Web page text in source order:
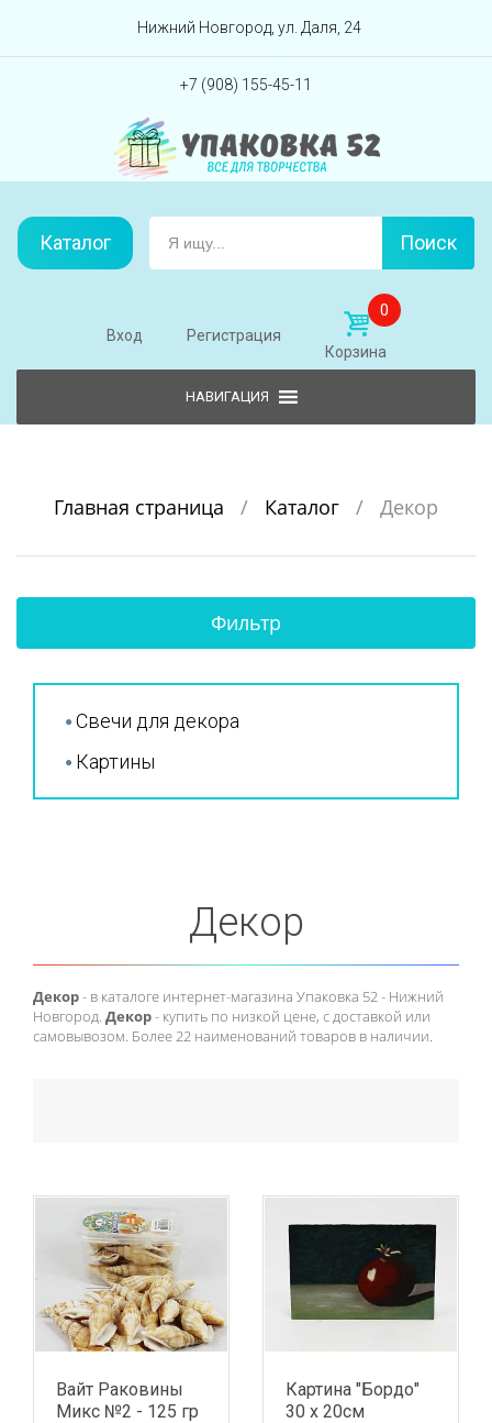
Перейти вниз
Нижний Новгород, ул. Даля, 24
+7 (908) 155-45-11
Каталог Поиск
Вход Регистрация
0
Корзина
Главная страница / Каталог / Декор
Фильтр
Свечи для декора
Картины
Декор
Декор- в каталоге интернет-магазина Упаковка 52 - Нижний
Новгород. Декор- купить по низкой цене, с доставкой или
самовывозом. Более 22 наименований товаров в наличии.
Вайт Раковины
Микс №2 - 125 гр
Картина "Бордо"
30 х 20см